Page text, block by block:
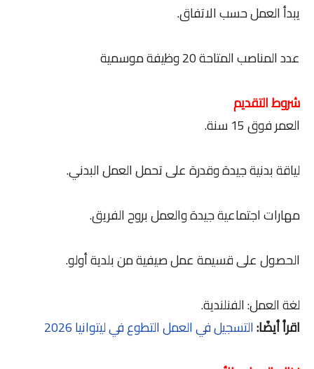
يبدأ العمل حسب الاتفاق.
عدد المناصب المتاحة 20 وظيفة موسمية
شروط التقديم
العمر فوق 15 سنة.
لياقة بدنية جيدة وقدرة على تحمل العمل البدني.
مهارات اجتماعية جيدة والعمل بروح الفريق.
الحصول على قسيمة عمل صيفية من بلدية أولو.
لغة العمل: الفنلندية.
اقرأ أيضًا:التسجيل في العمل التطوع في ليتوانيا 2026